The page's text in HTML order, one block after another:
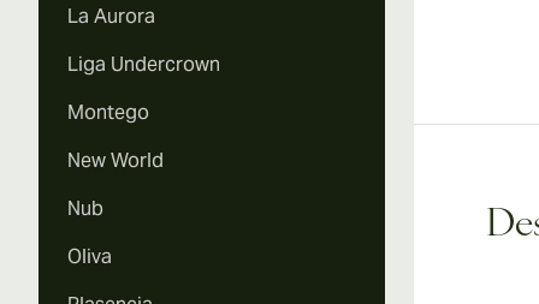
La Aurora
Liga Undercrown
Montego
New World
Nub
Oliva